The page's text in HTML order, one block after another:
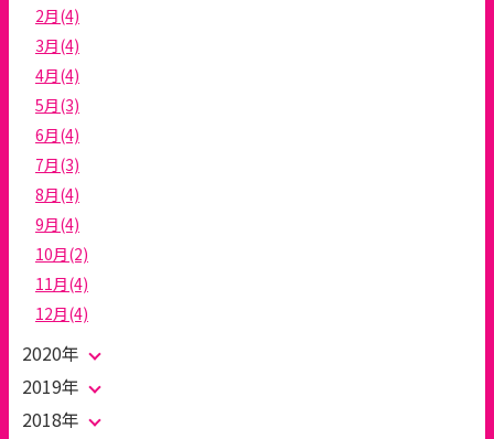
2月(4)
3月(4)
4月(4)
5月(3)
6月(4)
7月(3)
8月(4)
9月(4)
10月(2)
11月(4)
12月(4)
2020年
2019年
2018年